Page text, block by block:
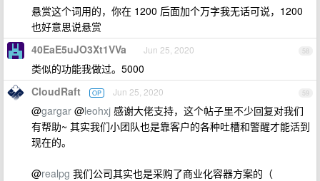
悬赏这个词用的，你在 1200 后面加个万字我无话可说，1200
也好意思说悬赏
58
40EaE5uJO3Xt1VVa Jun 25, 2020
类似的功能我做过。5000
59
CloudRaft OP Jun 25, 2020
@gargar @leohxj 感谢大佬支持，这个帖子里不少回复对我们
有帮助~ 其实我们小团队也是靠客户的各种吐槽和警醒才能活到
现在的。
@realpg 我们公司其实也是采购了商业化容器方案的（